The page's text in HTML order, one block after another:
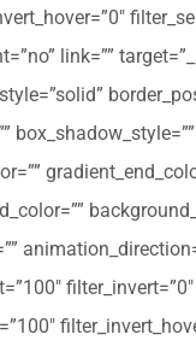
link=””